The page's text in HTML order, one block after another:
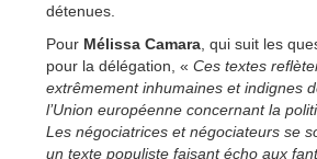
détenues.
Pour Mélissa Camara , qui suit les
pour la délégation, « Ces textes
extrêmement inhumaines et indignes
l’Union européenne concernant la
Les négociatrices et négociateurs se
un texte populiste faisant écho aux